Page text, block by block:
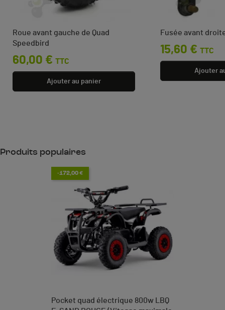
Roue avant gauche de Quad
Speedbird
Prix
60,00 € TTC
Ajouter au panier
Fusée avant
Prix
15,60 € TTC
Ajouter
Produits populaires
-172,00 €
Pocket quad électrique 800w LBQ